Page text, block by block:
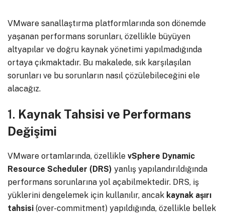
VMware sanallaştırma platformlarında son dönemde
yaşanan performans sorunları, özellikle büyüyen
altyapılar ve doğru kaynak yönetimi yapılmadığında
ortaya çıkmaktadır. Bu makalede, sık karşılaşılan
sorunları ve bu sorunların nasıl çözülebileceğini ele
alacağız.
1. Kaynak Tahsisi ve Performans
Değişimi
VMware ortamlarında, özellikle vSphere Dynamic
Resource Scheduler (DRS) yanlış yapılandırıldığında
performans sorunlarına yol açabilmektedir. DRS, iş
yüklerini dengelemek için kullanılır, ancak kaynak aşırı
tahsisi (over-commitment) yapıldığında, özellikle bellek